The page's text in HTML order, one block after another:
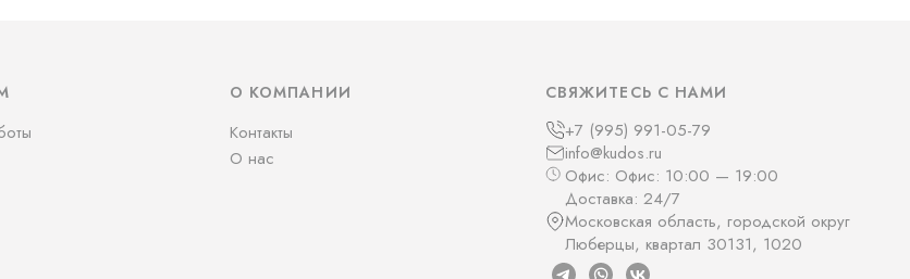
О КОМПАНИИ
Контакты
О нас
СВЯЖИТЕСЬ С НАМИ
+7 (995) 991-05-79
info@kudos.ru
Офис: Офис: 10:00 — 19:00
Доставка: 24/7
Московская область, городской округ
Люберцы, квартал 30131, 1020